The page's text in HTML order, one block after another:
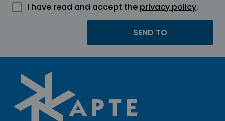
I have read and accept the privacy policy.